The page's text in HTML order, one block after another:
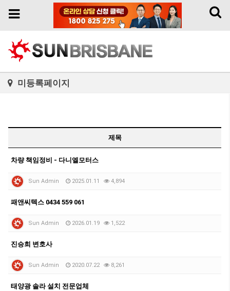
Toggle
Toggle
미등록페이지
제목
차량 책임정비 - 다니엘모터스
Sun Admin 2025.01.11 4,894
패앤씨텍스 0434 559 061
Sun Admin 2026.01.19 1,522
진승희 변호사
Sun Admin 2020.07.22 8,261
태양광 솔라 설치 전문업체